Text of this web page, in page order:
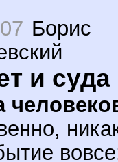
Борис
и суда